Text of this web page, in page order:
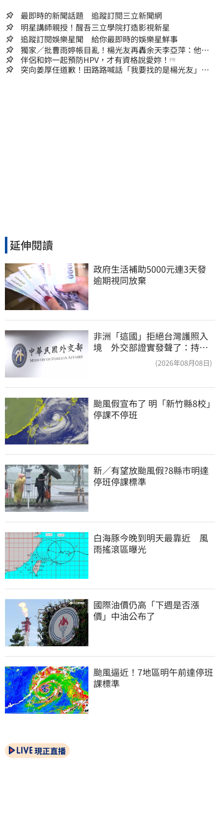
最即時的新聞話題 追蹤訂閱三立新聞網
明星講師親授！醒吾三立學院打造影視新星
追蹤訂閱娛樂星聞 給你最即時的娛樂星鮮事
獨家／批曹雨婷帳目亂！楊光友再轟余天李亞萍：他們
工會跟演藝圈沒關
伴侶和妳一起預防HPV，才有資格說愛妳！ PR
突向姜厚任道歉！田路路喊話「我要找的是楊光友」：
延伸閱讀
政府生活補助5000元連3天發
逾期視同放棄
非洲「這國」拒絕台灣護照入
境 外交部證實發聲了：持續
(2026年08月08日)
颱風假宣布了 明「新竹縣8校」
停課不停班
新／有望放颱風假?8縣市明達
停班停課標準
白海豚今晚到明天最靠近　風
雨搖滾區曝光
國際油價仍高「下週是否漲
價」中油公布了
颱風逼近！7地區明午前達停班
課標準
現正直播